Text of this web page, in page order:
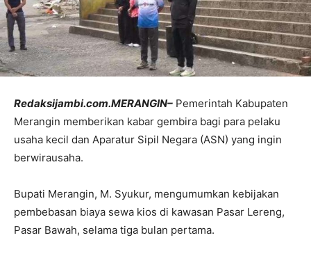
Redaksijambi.com.MERANGIN– Pemerintah Kabupaten
Merangin memberikan kabar gembira bagi para pelaku
usaha kecil dan Aparatur Sipil Negara (ASN) yang ingin
berwirausaha.
Bupati Merangin, M. Syukur, mengumumkan kebijakan
pembebasan biaya sewa kios di kawasan Pasar Lereng,
Pasar Bawah, selama tiga bulan pertama.